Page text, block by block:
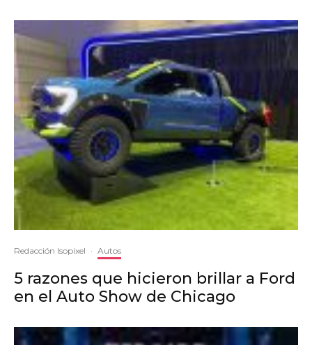
Redacción Isopixel · Autos
5 razones que hicieron brillar a Ford
en el Auto Show de Chicago